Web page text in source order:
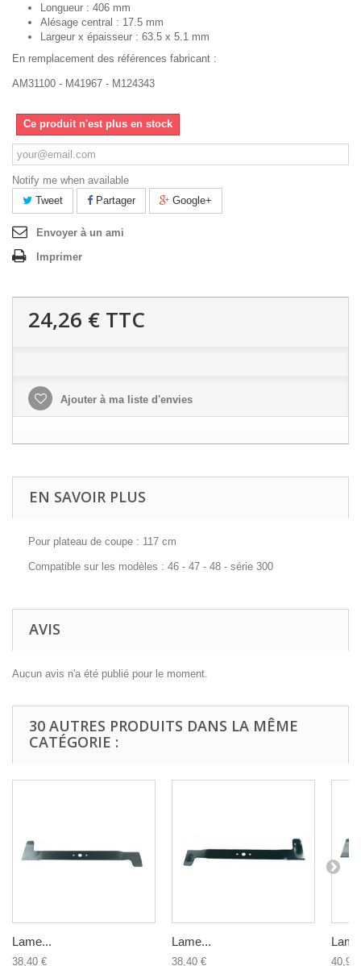
Longueur : 406 mm
Alésage central : 17.5 mm
Largeur x épaisseur : 63.5 x 5.1 mm
En remplacement des références fabricant :
AM31100 - M41967 - M124343
Ce produit n'est plus en stock
Notify me when available
Tweet
Partager Google+
Envoyer à un ami
Imprimer
24,26 € TTC
Ajouter à ma liste d'envies
EN SAVOIR PLUS
Pour plateau de coupe : 117 cm
Compatible sur les modèles : 46 - 47 - 48 - série 300
AVIS
Aucun avis n'a été publié pour le moment.
30 AUTRES PRODUITS DANS LA MÊME
CATÉGORIE :
Lame...
38,40 €
Lame...
38,40 € 40,92